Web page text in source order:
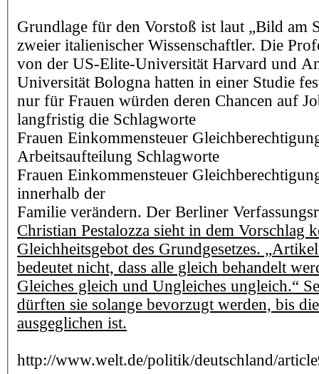
Grundlage für den Vorstoß ist laut „Bild am
zweier italienischer Wissenschaftler. Die
von der US-Elite-Universität Harvard und
Universität Bologna hatten in einer Studie
nur für Frauen würden deren Chancen auf
langfristig die Schlagworte
Frauen Einkommensteuer
Arbeitsaufteilung Schlagworte
Frauen Einkommensteuer
innerhalb der
Familie verändern. Der Berliner
Christian Pestalozza sieht in dem Vorschlag
Gleichheitsgebot des Grundgesetzes.
bedeutet nicht, dass alle gleich behandelt
Gleiches gleich und Ungleiches ungleich.“
dürften sie solange bevorzugt werden, bis
ausgeglichen ist.
http://www.welt.de/politik/deutschland/